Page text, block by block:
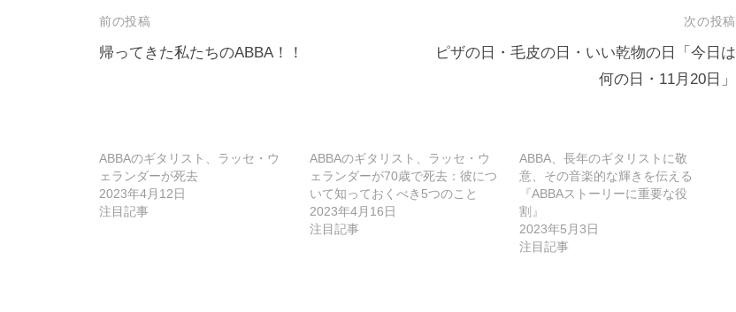
投
稿
ー
シ
前の投稿
帰ってきた私たちのABBA！！
次の投稿
ピザの日・毛皮の日・いい乾物の日「今日は
何の日・11月20日」
ABBAのギタリスト、ラッセ・ウ
ェランダーが死去
2023年4月12日
注目記事
ABBAのギタリスト、ラッセ・ウ
ェランダーが70歳で死去：彼につ
いて知っておくべき5つのこと
2023年4月16日
注目記事
ABBA、長年のギタリストに敬
意、その音楽的な輝きを伝える
『ABBAストーリーに重要な役
割』
2023年5月3日
注目記事